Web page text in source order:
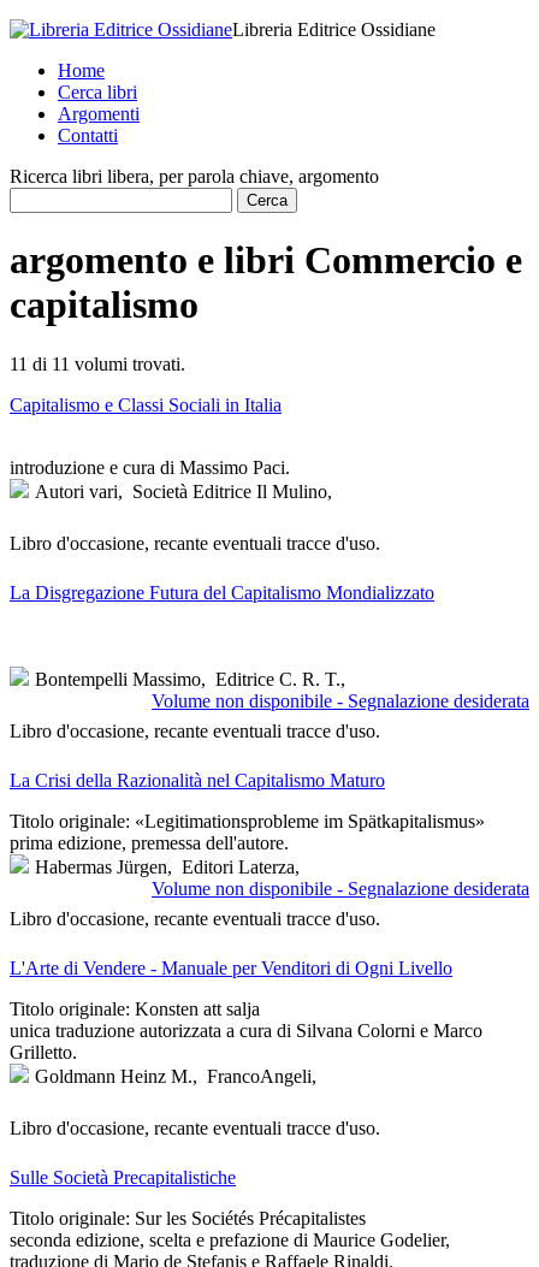
Libreria Editrice Ossidiane
Home
Cerca libri
Argomenti
Contatti
Ricerca libri libera, per parola chiave, argomento
argomento e libri Commercio e
capitalismo
11 di 11 volumi trovati.
Capitalismo e Classi Sociali in Italia
introduzione e cura di Massimo Paci.
Autori vari, Società Editrice Il Mulino,
Libro d'occasione, recante eventuali tracce d'uso.
La Disgregazione Futura del Capitalismo Mondializzato
Bontempelli Massimo, Editrice C. R. T.,
Volume non disponibile - Segnalazione desiderata
Libro d'occasione, recante eventuali tracce d'uso.
La Crisi della Razionalità nel Capitalismo Maturo
Titolo originale: «Legitimationsprobleme im Spätkapitalismus»
prima edizione, premessa dell'autore.
Habermas Jürgen, Editori Laterza,
Volume non disponibile - Segnalazione desiderata
Libro d'occasione, recante eventuali tracce d'uso.
L'Arte di Vendere - Manuale per Venditori di Ogni Livello
Titolo originale: Konsten att salja
unica traduzione autorizzata a cura di Silvana Colorni e Marco
Grilletto.
Goldmann Heinz M., FrancoAngeli,
Libro d'occasione, recante eventuali tracce d'uso.
Sulle Società Precapitalistiche
Titolo originale: Sur les Sociétés Précapitalistes
seconda edizione, scelta e prefazione di Maurice Godelier,
traduzione di Mario de Stefanis e Raffaele Rinaldi.